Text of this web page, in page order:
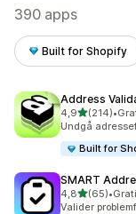
390 apps
Built for Shopify
Address
4,9ud af 5
(214)
214 •
Undgå
Built for
SMART
4,8ud af 5
(65)
65 anmeldelser
•
Valider